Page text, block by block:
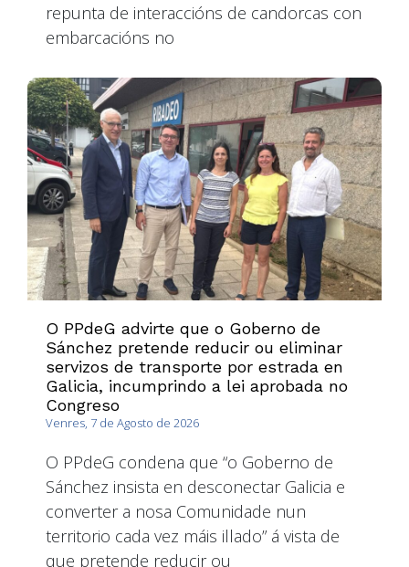
repunta de interaccións de candorcas con
embarcacións no
O PPdeG advirte que o Goberno de
Sánchez pretende reducir ou eliminar
servizos de transporte por estrada en
Galicia, incumprindo a lei aprobada no
Congreso
Venres, 7 de Agosto de 2026
O PPdeG condena que “o Goberno de
Sánchez insista en desconectar Galicia e
converter a nosa Comunidade nun
territorio cada vez máis illado” á vista de
que pretende reducir ou